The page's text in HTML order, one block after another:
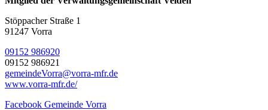
Stöppacher Straße 1
91247 Vorra
09152 986920
09152 986921
gemeindeVorra@vorra-mfr.de
www.vorra-mfr.de/
Facebook Gemeinde Vorra